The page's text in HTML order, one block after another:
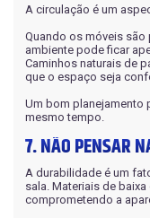
A circulação é um
Quando os móveis
ambiente pode ficar
Caminhos naturais de
que o espaço seja
Um bom planejamento
mesmo tempo.
7. NÃO PENSAR
A durabilidade é um
sala. Materiais de
comprometendo a